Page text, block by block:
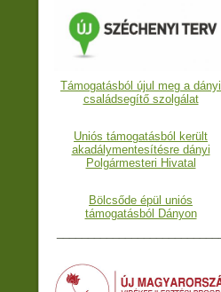
Támogatásból újul meg a dányi
családsegítő szolgálat
Uniós támogatásból került
akadálymentesítésre dányi
Polgármesteri Hivatal
Bölcsőde épül uniós
támogatásból Dányon